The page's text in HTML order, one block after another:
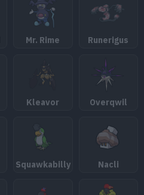
Mr. Rime Runerigus
Kleavor Overqwil
Squawkabilly Nacli